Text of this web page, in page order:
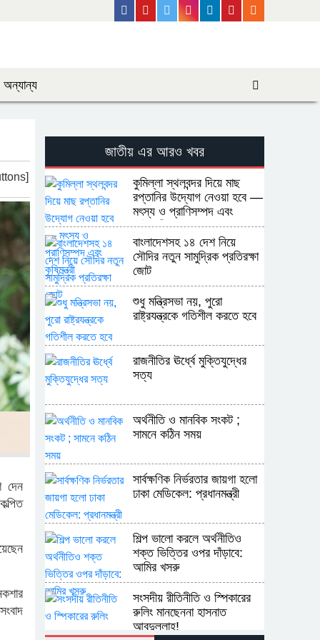
Facebook
YoutubeTwitterInstagram
LinkedinPinterest
অন্যান্য
দেন
জাতীয় এর আরও খবর
কুমিল্লা স্থলবন্দর দিয়ে মাছ
রপ্তানির উদ্যোগ নেওয়া হবে —
মৎস্য ও প্রাণিসম্পদ এবং
কৃষিমন্ত্রী
বাংলাদেশসহ ১৪ দেশ নিয়ে
সৌদির নতুন সামুদ্রিক প্রতিরক্ষা
জোট
শুধু মন্ত্রিসভা নয়, পুরো
রাষ্ট্রযন্ত্রকে গতিশীল করতে হবে
রাজনীতির ঊর্ধ্বে মুক্তিযুদ্ধের
সত্য
অর্থনীতি ও মানবিক সংকট ;
সামনে কঠিন সময়
সার্বক্ষণিক নির্ভরতার জায়গা হলো
ঢাকা মেডিকেল: প্রধানমন্ত্রী
শিল্প ভালো করলে অর্থনীতিও
শক্ত ভিত্তির ওপর দাঁড়াবে:
আমির খসরু
সংসদীয় রীতিনীতি ও স্পিকারের
রুলিং মানছেননা হাসনাত
আবদুল্লাহ!